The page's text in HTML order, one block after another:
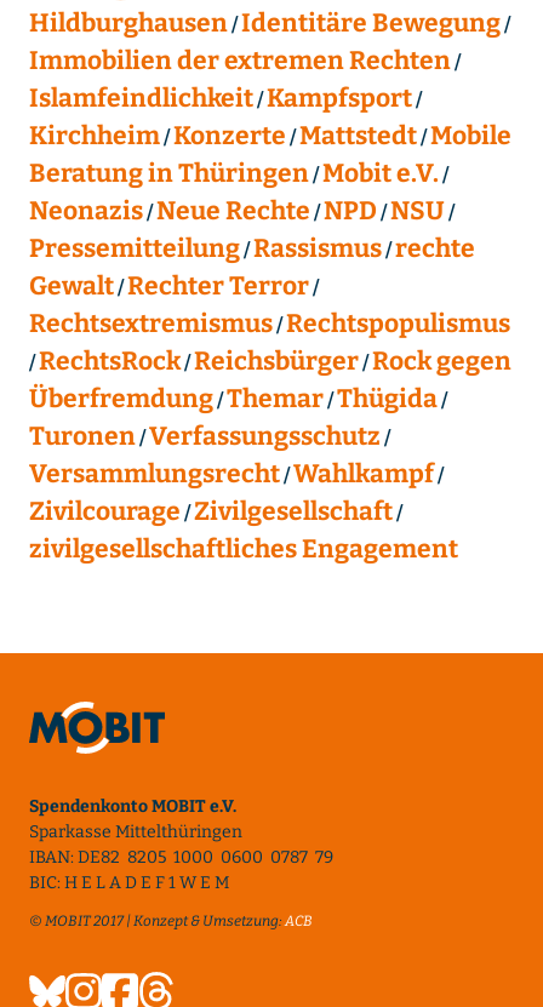
Hildburghausen Identitäre Bewegung
Immobilien der extremen Rechten
Islamfeindlichkeit Kampfsport
Kirchheim Konzerte Mattstedt Mobile
Beratung in Thüringen Mobit e.V.
Neonazis Neue Rechte NPD NSU
Pressemitteilung Rassismus rechte
Gewalt Rechter Terror
Rechtsextremismus Rechtspopulismus
RechtsRock Reichsbürger Rock gegen
Überfremdung Themar Thügida
Turonen Verfassungsschutz
Versammlungsrecht Wahlkampf
Zivilcourage Zivilgesellschaft
zivilgesellschaftliches Engagement
Spendenkonto MOBIT e.V.
Sparkasse Mittelthüringen
IBAN: DE82 8205 1000 0600 0787 79
BIC: H E L A D E F 1 W E M
© MOBIT 2017 | Konzept & Umsetzung:ACB